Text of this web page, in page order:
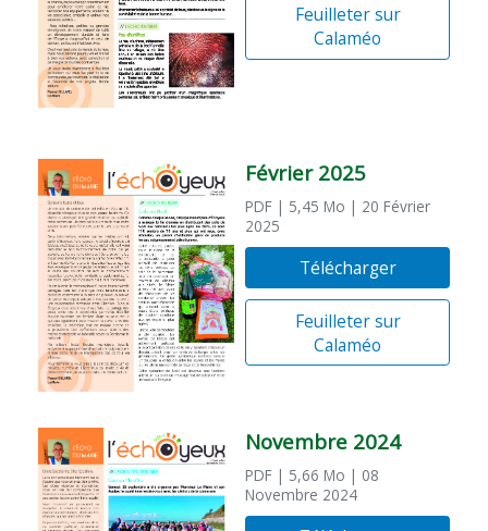
Feuilleter sur
Calaméo
Février 2025
PDF | 5,45 Mo | 20 Février
2025
Télécharger
Feuilleter sur
Calaméo
Novembre 2024
PDF | 5,66 Mo | 08
Novembre 2024